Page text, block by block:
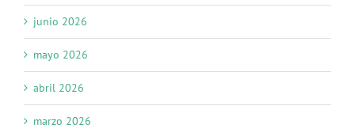
junio 2026
mayo 2026
abril 2026
marzo 2026